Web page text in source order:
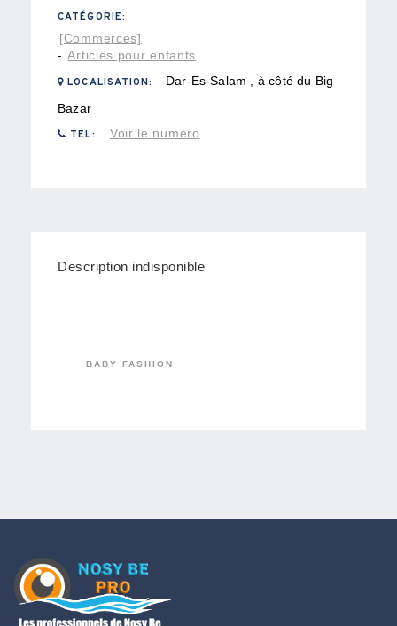
CATÉGORIE:
[Commerces]
- Articles pour enfants
LOCALISATION:
Dar-Es-Salam , à côté du Big
Bazar
TEL: Voir le numéro
Description indisponible
BABY FASHION